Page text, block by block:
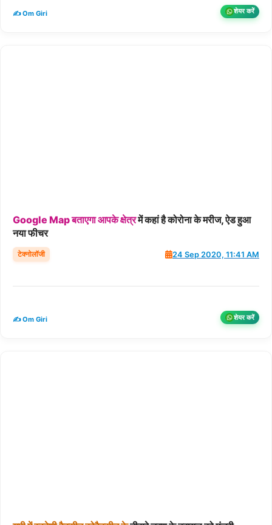
✍️ Om Giri शेयर करें
Google Mapबताएगाआपकेक्षेत्रमें कहां है कोरोना के मरीज, ऐड हुआ
नया फीचर
टेक्नोलॉजी 24 Sep 2020, 11:41 AM
✍️ Om Giri शेयर करें